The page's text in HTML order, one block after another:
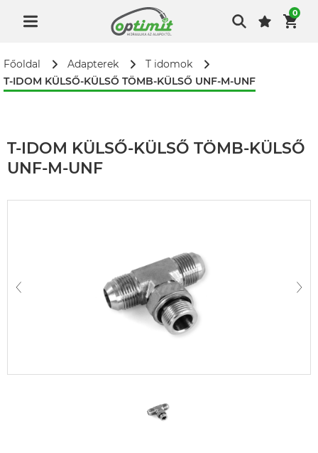
0
Főoldal Adapterek
T idomok
T-IDOM KÜLSŐ-KÜLSŐ TÖMB-KÜLSŐ UNF-M-UNF
T-IDOM KÜLSŐ-KÜLSŐ TÖMB-KÜLSŐ
UNF-M-UNF